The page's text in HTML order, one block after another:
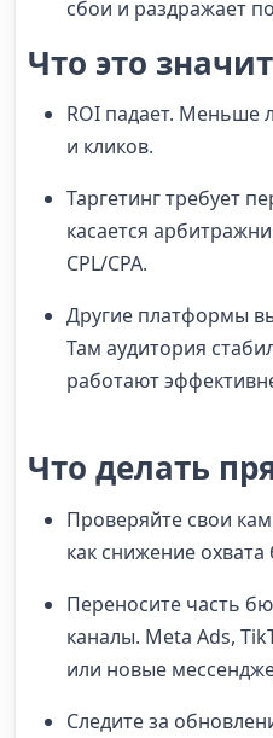
сбои и раздражает
Что это
ROI падает.
и кликов.
Таргетинг требует
касается
CPL/CPA.
Другие платформы
Там аудитория
работают
Что делать
Проверяйте свои
как снижение охвата
Переносите часть
каналы. Meta Ads,
или новые
Следите за